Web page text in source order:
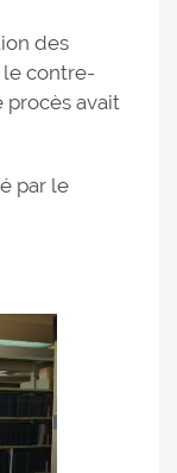
des
le contre-
procès avait
par le